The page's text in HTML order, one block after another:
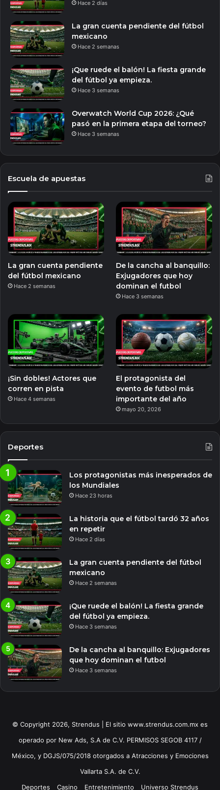
Hace 2 días
La gran cuenta pendiente del fútbol
mexicano
Hace 2 semanas
¡Que ruede el balón! La fiesta grande
del fútbol ya empieza.
Hace 3 semanas
Overwatch World Cup 2026: ¿Qué
pasó en la primera etapa del torneo?
Hace 3 semanas
Escuela de apuestas
La gran cuenta pendiente
del fútbol mexicano
Hace 2 semanas
De la cancha al banquillo:
Exjugadores que hoy
dominan el futbol
Hace 3 semanas
¡Sin dobles! Actores que
corren en pista
Hace 4 semanas
El protagonista del
evento de futbol más
importante del año
mayo 20, 2026
Deportes
Los protagonistas más inesperados de
los Mundiales
Hace 23 horas
La historia que el fútbol tardó 32 años
en repetir
Hace 2 días
La gran cuenta pendiente del fútbol
mexicano
Hace 2 semanas
¡Que ruede el balón! La fiesta grande
del fútbol ya empieza.
Hace 3 semanas
De la cancha al banquillo: Exjugadores
que hoy dominan el futbol
Hace 3 semanas
© Copyright 2026, Strendus | El sitio www.strendus.com.mx es
operado por New Ads, S.A de C.V. PERMISOS SEGOB 4117 /
México, y DGJS/075/2018 otorgados a Atracciones y Emociones
Vallarta S.A. de C.V.
Deportes
Casino Entretenimiento Universo Strendus